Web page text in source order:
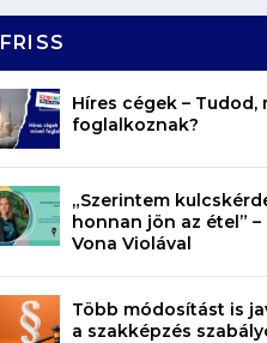
FRISS
Híres cégek – Tudod,
foglalkoznak?
„Szerintem
honnan jön az étel”
Vona Violával
Több módosítást is
a szakképzés